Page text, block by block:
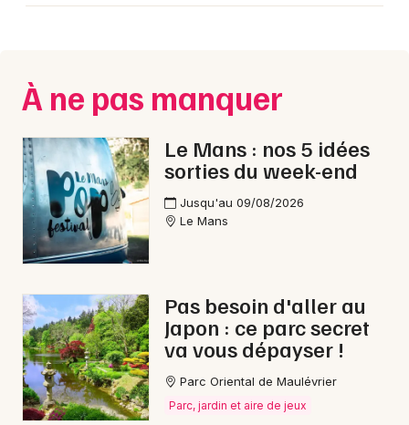
À ne pas manquer
Le Mans : nos 5 idées
sorties du week-end
Jusqu'au 09/08/2026
Le Mans
Pas besoin d'aller au
Japon : ce parc secret
va vous dépayser !
Parc Oriental de Maulévrier
Parc, jardin et aire de jeux